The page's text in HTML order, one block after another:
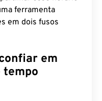
ferramenta
em dois fusos
em
tempo